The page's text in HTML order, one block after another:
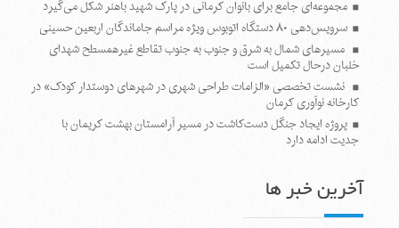
مجموعه‌ای جامع برای بانوان کرمانی در پارک شهید باهنر شکل می‌گیرد
سرویس‌دهی ۸۰ دستگاه اتوبوس ویژه مراسم جاماندگان اربعین حسینی
مسیرهای شمال به شرق و جنوب به جنوب تقاطع غیرهمسطح شهدای
خلبان درحال تکمیل است
نشست تخصصی «الزامات طراحی شهری در شهرهای دوستدار کودک» در
کارخانه نوآوری کرمان
پروژه ایجاد جنگل دست‌کاشت در مسیر آرامستان بهشت کریمان با
جدیت ادامه دارد
آخرین خبر ها